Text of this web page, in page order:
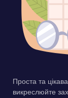
Проста та
викреслюйте